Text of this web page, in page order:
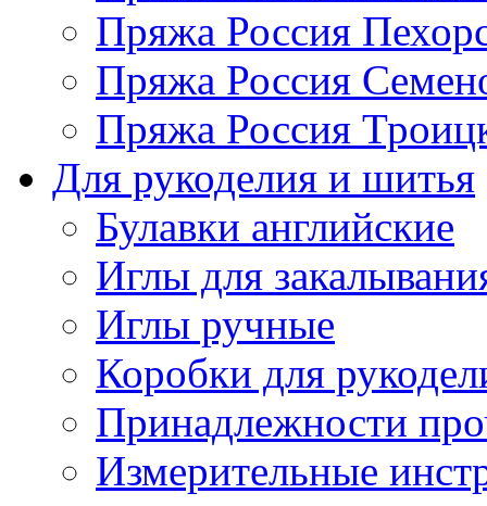
Пряжа Россия
Пряжа Россия
Пряжа Россия
Для рукоделия и шитья
Булавки английские
Иглы для
Иглы ручные
Коробки для
Принадлежности
Измерительные